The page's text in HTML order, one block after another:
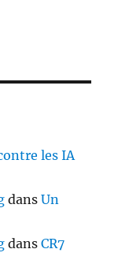
les IA
dansUn
dansCR7